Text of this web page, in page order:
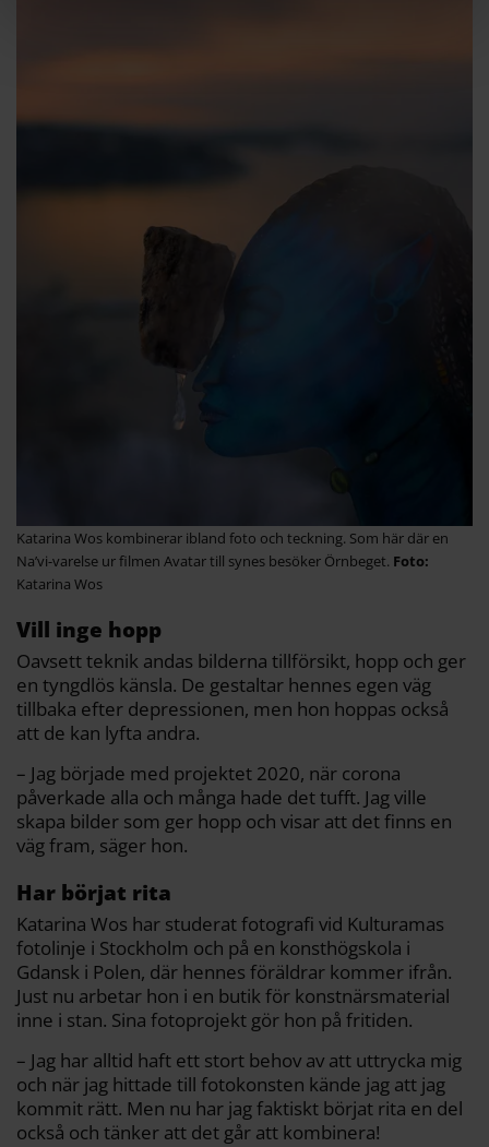
Katarina Wos kombinerar ibland foto och teckning. Som här där en
Na’vi-varelse ur filmen Avatar till synes besöker Örnbeget.
Katarina Wos
Vill inge hopp
Oavsett teknik andas bilderna tillförsikt, hopp och ger
en tyngdlös känsla. De gestaltar hennes egen väg
tillbaka efter depressionen, men hon hoppas också
att de kan lyfta andra.
– Jag började med projektet 2020, när corona
påverkade alla och många hade det tufft. Jag ville
skapa bilder som ger hopp och visar att det finns en
väg fram, säger hon.
Har börjat rita
Katarina Wos har studerat fotografi vid Kulturamas
fotolinje i Stockholm och på en konsthögskola i
Gdansk i Polen, där hennes föräldrar kommer ifrån.
Just nu arbetar hon i en butik för konstnärsmaterial
inne i stan. Sina fotoprojekt gör hon på fritiden.
– Jag har alltid haft ett stort behov av att uttrycka mig
och när jag hittade till fotokonsten kände jag att jag
kommit rätt. Men nu har jag faktiskt börjat rita en del
också och tänker att det går att kombinera!